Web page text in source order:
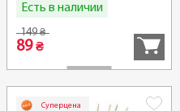
Есть в наличии
149₴
89₴
Суперцена